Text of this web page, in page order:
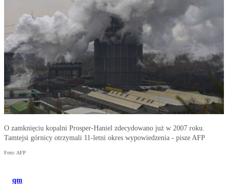
O zamknięciu kopalni Prosper-Haniel zdecydowano już w 2007 roku.
Tamtejsi górnicy otrzymali 11-letni okres wypowiedzenia - pisze AFP
Foto: AFP
qm